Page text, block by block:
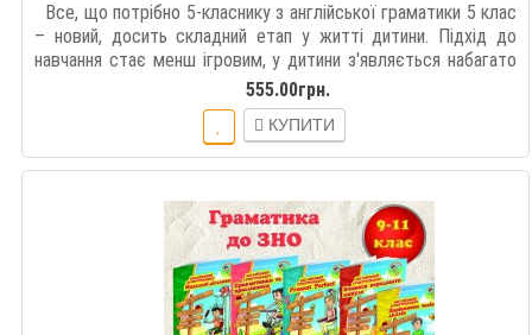
Все, що потрібно 5-класнику з англійської граматики 5 клас
– новий, досить складний етап у житті дитини. Підхід до
навчання стає менш ігровим, у дитини з'являється набагато
555.00грн.
КУПИТИ